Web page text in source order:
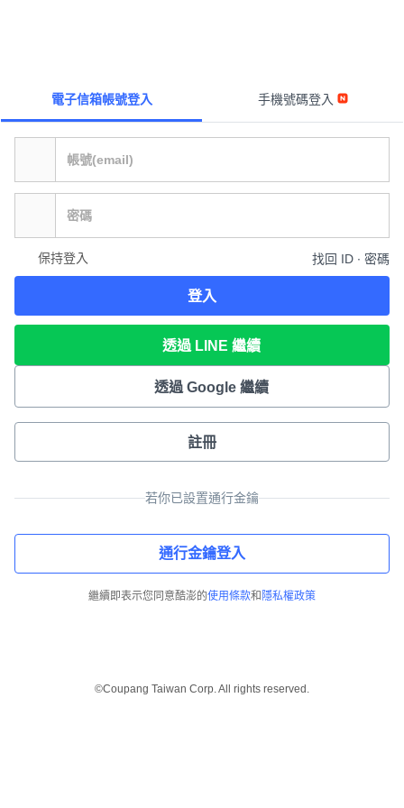
電子信箱帳號登入 手機號碼登入
保持登入 找回 ID ∙ 密碼
登入
透過 LINE 繼續
透過 Google 繼續
註冊
若你已設置通行金鑰
通行金鑰登入
繼續即表示您同意酷澎的使用條款和 隱私權政策
©Coupang Taiwan Corp. All rights reserved.